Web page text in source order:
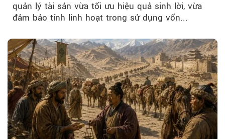
quản lý tài sản vừa tối ưu hiệu quả sinh lời, vừa
đảm bảo tính linh hoạt trong sử dụng vốn...